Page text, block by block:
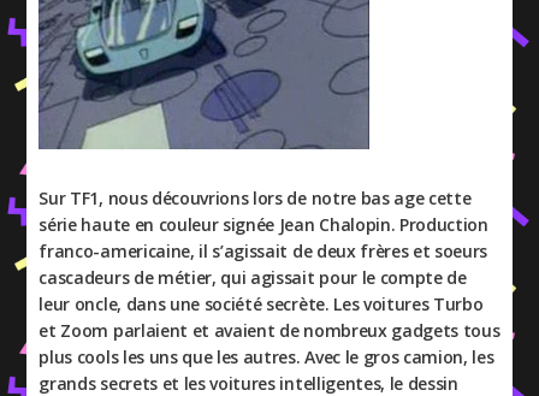
Sur TF1, nous découvrions lors de notre bas age cette
série haute en couleur signée Jean Chalopin. Production
franco-americaine, il s’agissait de deux frères et soeurs
cascadeurs de métier, qui agissait pour le compte de
leur oncle, dans une société secrète. Les voitures Turbo
et Zoom parlaient et avaient de nombreux gadgets tous
plus cools les uns que les autres. Avec le gros camion, les
grands secrets et les voitures intelligentes, le dessin